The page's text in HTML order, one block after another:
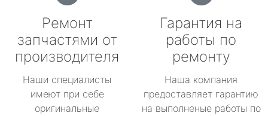
Ремонт
запчастями от
производителя
Наши специалисты
имеют при себе
оригинальные
Гарантия на
работы по
ремонту
Наша компания
предоставляет гарантию
на выполненые работы по